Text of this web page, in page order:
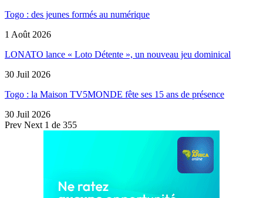
Togo : des jeunes formés au numérique
1 Août 2026
LONATO lance « Loto Détente », un nouveau jeu dominical
30 Juil 2026
Togo : la Maison TV5MONDE fête ses 15 ans de présence
30 Juil 2026
Prev Next 1 de 355